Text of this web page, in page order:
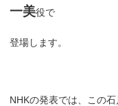
一美役で
登場します。
NHKの発表では、この